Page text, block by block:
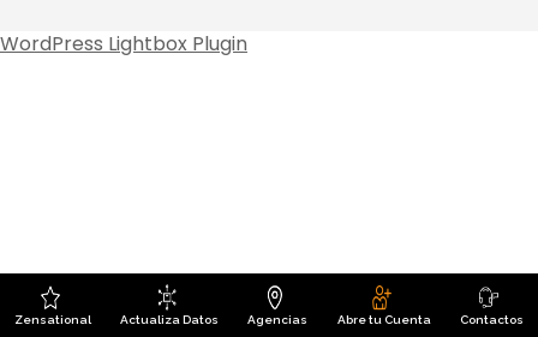
Zensational Actualiza Datos Agencias Abre tu Cuenta Contactos
WordPress Lightbox Plugin